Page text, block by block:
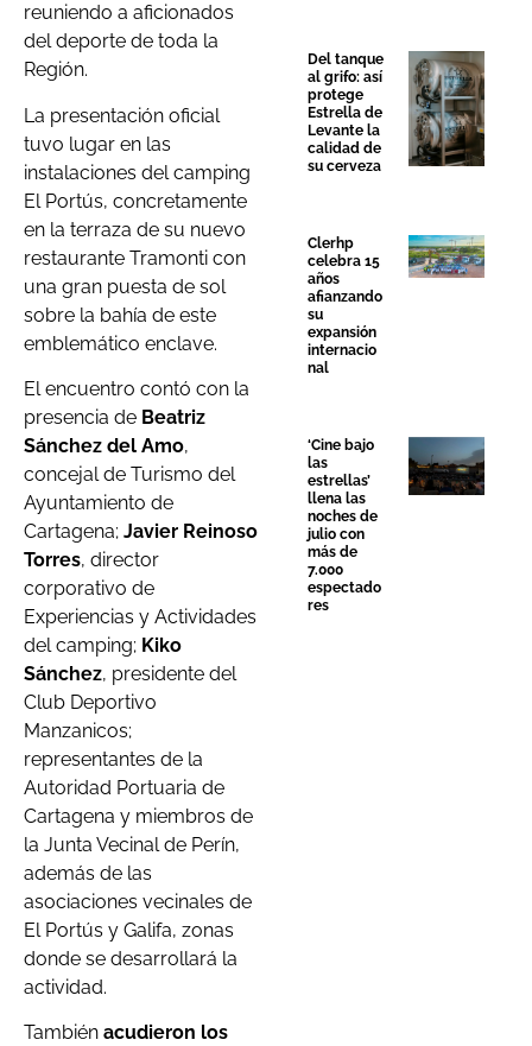
reuniendo a aficionados
del deporte de toda la
Región.
La presentación oficial
tuvo lugar en las
instalaciones del camping
El Portús, concretamente
en la terraza de su nuevo
restaurante Tramonti con
una gran puesta de sol
sobre la bahía de este
emblemático enclave.
El encuentro contó con la
presencia de Beatriz
Sánchez del Amo,
concejal de Turismo del
Ayuntamiento de
Cartagena; Javier Reinoso
Torres, director
corporativo de
Experiencias y Actividades
del camping; Kiko
Sánchez, presidente del
Club Deportivo
Manzanicos;
representantes de la
Autoridad Portuaria de
Cartagena y miembros de
la Junta Vecinal de Perín,
además de las
asociaciones vecinales de
El Portús y Galifa, zonas
donde se desarrollará la
actividad.
También acudieron los
Del tanque
al grifo: así
protege
Estrella de
Levante la
calidad de
su cerveza
Clerhp
celebra 15
años
afianzando
su
expansión
internacio
nal
‘Cine bajo
las
estrellas’
llena las
noches de
julio con
más de
7.000
espectado
res